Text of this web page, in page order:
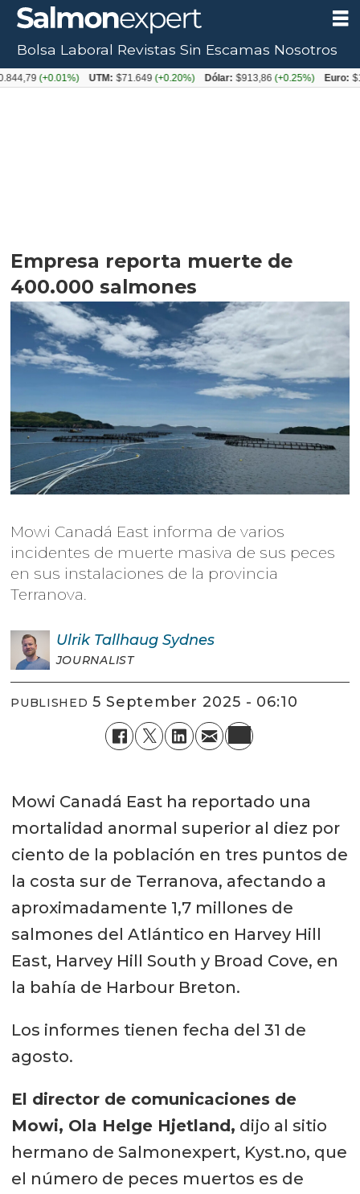
Empresa reporta muerte de
400.000 salmones
Mowi Canadá East informa de varios
incidentes de muerte masiva de sus peces
en sus instalaciones de la provincia
Terranova.
Ulrik Tallhaug Sydnes
JOURNALIST
PUBLISHED 5 September 2025 - 06:10
Mowi Canadá East ha reportado una
mortalidad anormal superior al diez por
ciento de la población en tres puntos de
la costa sur de Terranova, afectando a
aproximadamente 1,7 millones de
salmones del Atlántico en Harvey Hill
East, Harvey Hill South y Broad Cove, en
la bahía de Harbour Breton.
Los informes tienen fecha del 31 de
agosto.
El director de comunicaciones de
Mowi, Ola Helge Hjetland, dijo al sitio
hermano de Salmonexpert, Kyst.no, que
el número de peces muertos es de
Bolsa Laboral Revistas Sin Escamas Nosotros
(+0.01%) UTM: $71.649(+0.20%) Dólar: $913,86(+0.25%) Euro: $1053,08